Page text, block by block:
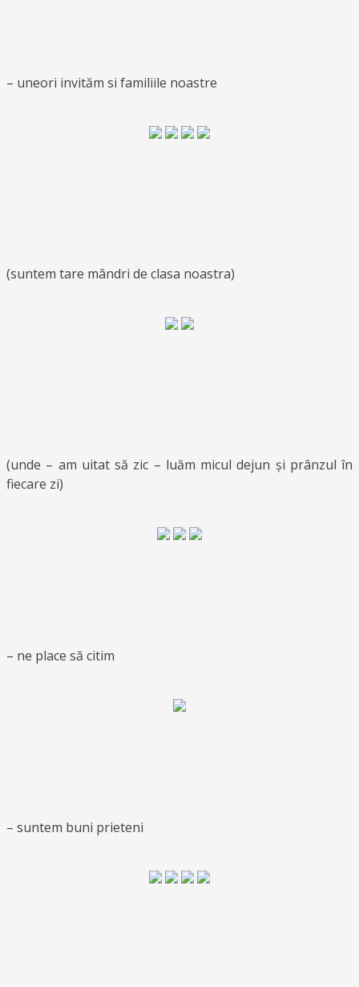
– uneori invităm si familiile noastre
(suntem tare mândri de clasa noastra)
(unde – am uitat să zic – luăm micul dejun și prânzul în
fiecare zi)
– ne place să citim
– suntem buni prieteni